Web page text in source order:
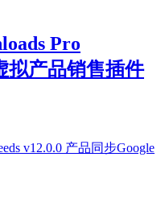
Pro
拟产品销售插件